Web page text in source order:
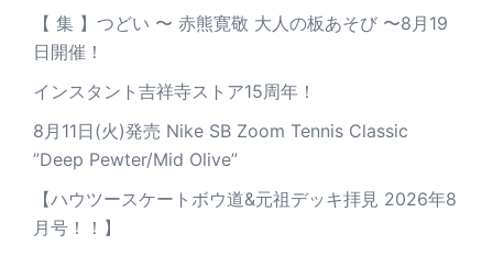
【 集 】つどい 〜 赤熊寛敬 大人の板あそび 〜8月19
日開催！
インスタント吉祥寺ストア15周年！
8月11日(火)発売 Nike SB Zoom Tennis Classic
”Deep Pewter/Mid Olive”
【ハウツースケートボウ道&元祖デッキ拝見 2026年8
月号！！】